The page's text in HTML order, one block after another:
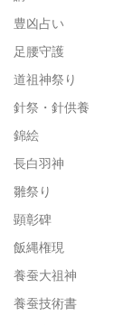
豊凶占い
足腰守護
道祖神祭り
針祭・針供養
錦絵
長白羽神
雛祭り
顕彰碑
飯縄権現
養蚕大祖神
養蚕技術書